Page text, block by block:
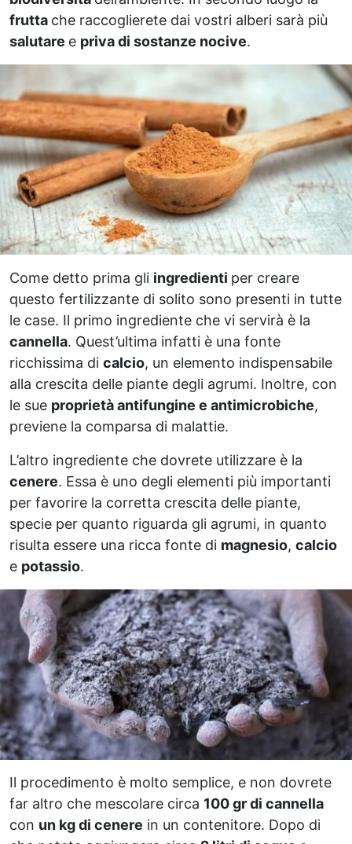
frutta che raccoglierete dai vostri alberi sarà più
salutare e priva di sostanze nocive.
Come detto prima gli ingredienti per creare
questo fertilizzante di solito sono presenti in tutte
le case. Il primo ingrediente che vi servirà è la
cannella. Quest’ultima infatti è una fonte
ricchissima di calcio, un elemento indispensabile
alla crescita delle piante degli agrumi. Inoltre, con
le sue proprietà antifungine e antimicrobiche,
previene la comparsa di malattie.
L’altro ingrediente che dovrete utilizzare è la
cenere. Essa è uno degli elementi più importanti
per favorire la corretta crescita delle piante,
specie per quanto riguarda gli agrumi, in quanto
risulta essere una ricca fonte di magnesio, calcio
e potassio.
Il procedimento è molto semplice, e non dovrete
far altro che mescolare circa 100 gr di cannella
con un kg di cenere in un contenitore. Dopo di